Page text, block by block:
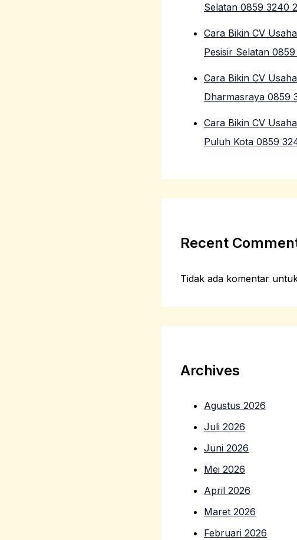
Selatan 0859 3240
Cara Bikin CV
Pesisir Selatan
Cara Bikin CV
Dharmasraya 0859
Cara Bikin CV
Puluh Kota 0859
Recent
Tidak ada komentar
Archives
Agustus 2026
Juli 2026
Juni 2026
Mei 2026
April 2026
Maret 2026
Februari 2026